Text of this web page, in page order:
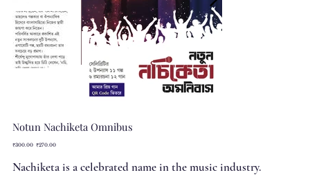
Notun Nachiketa Omnibus
Original
₹300.00 Sale
₹270.00
Nachiketa is a celebrated name in the music industry.